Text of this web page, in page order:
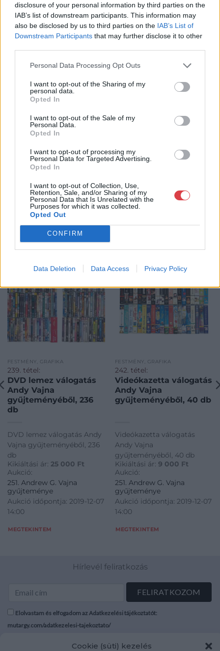
disclosure of your personal information by third parties on the
IAB’s list of downstream participants. This information may
also be disclosed by us to third parties on the IAB’s List of
Downstream Participants that may further disclose it to other
Personal Data Processing Opt Outs
I want to opt-out of the Sharing of my
personal data.
Opted In
I want to opt-out of the Sale of my
Personal Data.
Opted In
I want to opt-out of processing my
Personal Data for Targeted Advertising.
Opted In
I want to opt-out of Collection, Use,
Retention, Sale, and/or Sharing of my
Personal Data that Is Unrelated with the
Purposes for which it was collected.
Opted Out
CONFIRM
Data Deletion Data Access Privacy Policy
Cookie (süti) kezelés
Nagyházi Galéria és Aukciósház
Kft.
1055 Budapest, Balaton utca 8.
Telefon: +361 475 6000 +361
4756005
Weboldal:
Bemutatkozás: Magas színvonalú festmények és műtárgyak,
bútorok, szőnyegek, üveg, porcelán és ezüst tárgyak, ékszerek,
gyűjtemények árverezése. Ingyenes értékbecslés. Árveréseinkre
a tárgyfelvétel folyamatos.
GALÉRIA TOVÁBBI MŰTÁRGYAI
KAPCSOLÓDÓ MŰTÁRGYAK
FESTMÉNY, GRAFIKA
239. tétel:
DVD lemez válogatás
Andy Vajna
gyűjteményéből, 236
db
DVD lemez válogatás Andy
Vajna gyűjteményéből, 236
db
Kikiáltási ár: 25 000 Ft
Aukció:
251. Andrew G. Vajna
gyűjteménye
Aukció időpontja: 2019-12-07
14:00
MEGTEKINTEM
FESTMÉNY, GRAFIKA
242. tétel:
Videókazetta válogatás
Andy Vajna
gyűjteményéből, 40 db
Videókazetta válogatás
Andy Vajna
gyűjteményéből, 40 db
Kikiáltási ár: 9 000 Ft
Aukció:
251. Andrew G. Vajna
gyűjteménye
Aukció időpontja: 2019-12-07
14:00
MEGTEKINTEM
Hírlevél feliratkozás
Elolvastam és elfogadom az Adatkezelési tájékoztatót:
mutargy.com/adatkezelesi-tajekoztato/